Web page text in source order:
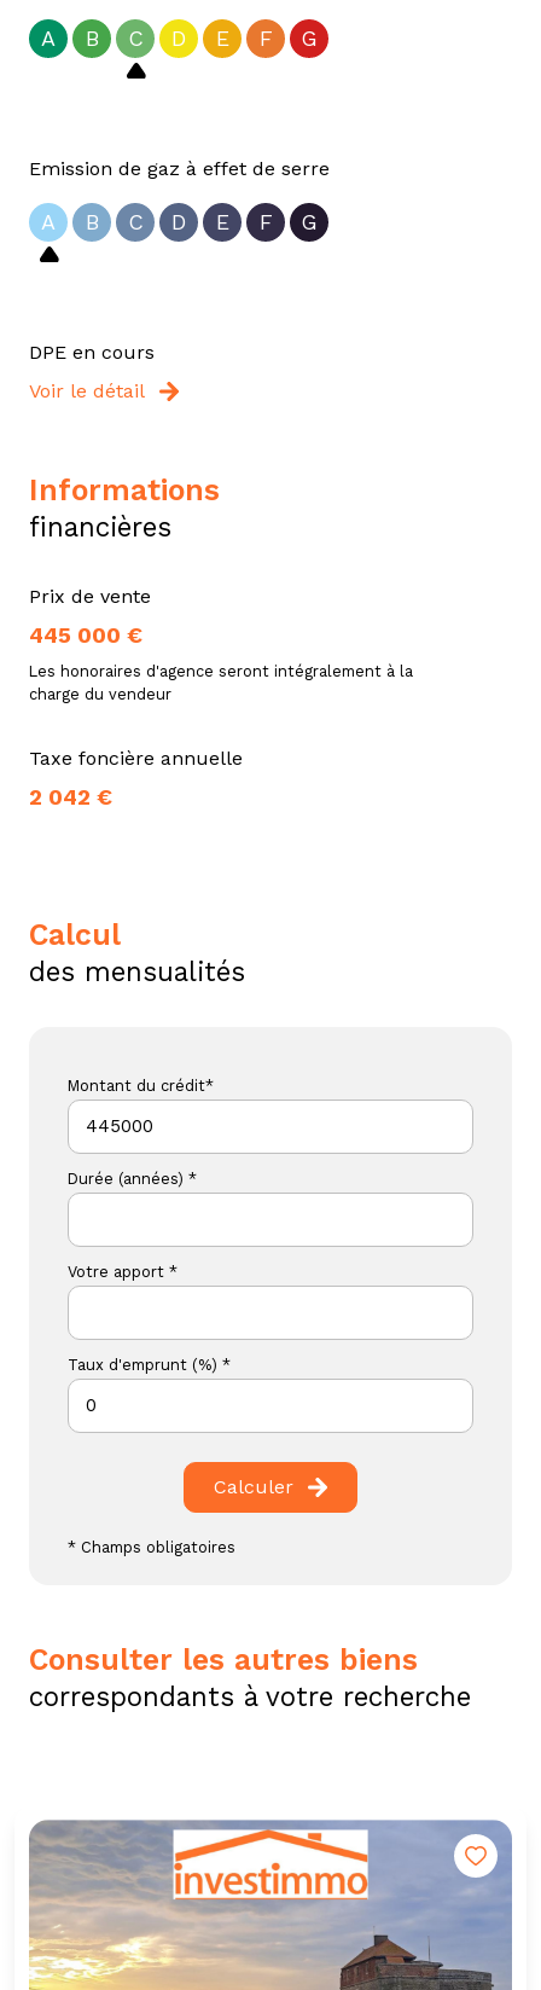
A B C D E F G
Emission de gaz à effet de serre
A B C D E F G
DPE en cours
Voir le détail
informations
financières
Prix de vente
445 000 €
Les honoraires d'agence seront intégralement à la
charge du vendeur
Taxe foncière annuelle
2 042 €
calcul
des mensualités
Montant du crédit*
Durée (années) *
Votre apport *
Taux d'emprunt (%) *
Calculer
* Champs obligatoires
consulter les autres biens
correspondants à votre recherche